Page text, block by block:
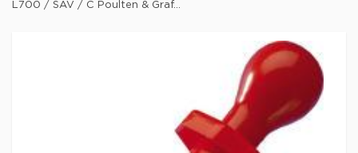
L700 / SAV / C Poulten & Graf...